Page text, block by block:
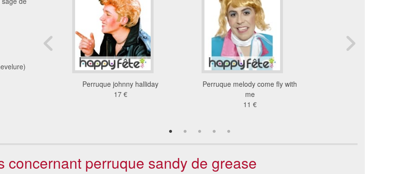
Perruque johnny halliday
17 €
Perruque melody come fly with
me
11 €
concernant perruque sandy de grease